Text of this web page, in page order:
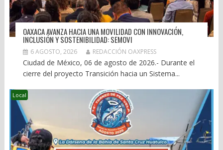
OAXACA AVANZA HACIA UNA MOVILIDAD CON INNOVACIÓN,
INCLUSIÓN Y SOSTENIBILIDAD: SEMOVI
6 AGOSTO, 2026 REDACCIÓN OAXPRESS
Ciudad de México, 06 de agosto de 2026.- Durante el
cierre del proyecto Transición hacia un Sistema...
Local